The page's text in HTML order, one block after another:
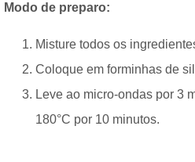
Modo de preparo:
Misture todos os
Coloque em forminhas de
Leve ao micro-ondas por 3
180°C por 10 minutos.